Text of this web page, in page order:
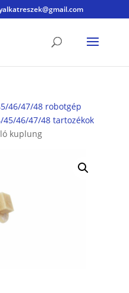
46/47/48 robotgép
46/47/48 tartozékok
kuplung